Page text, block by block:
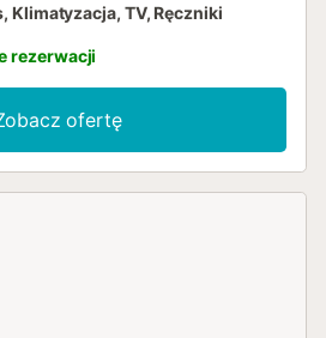
Klimatyzacja, TV, Ręczniki
rezerwacji
ofertę